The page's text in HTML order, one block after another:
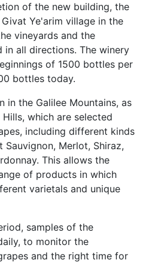
of the new building, the
Ye'arim village in the
vineyards and the
in all directions. The winery
of 1500 bottles per
bottles today.
in the Galilee Mountains, as
which are selected
including different kinds
Merlot, Shiraz,
This allows the
of products in which
varietals and unique
samples of the
to monitor the
and the right time for